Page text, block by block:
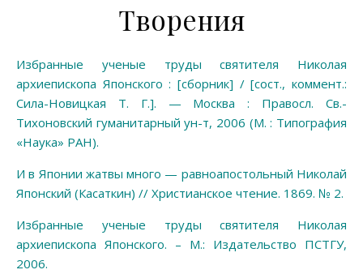
Творения
Избранные ученые труды святителя Николая
архиепископа Японского : [сборник] / [сост., коммент.:
Сила-Новицкая Т. Г.]. — Москва : Правосл. Св.-
Тихоновский гуманитарный ун-т, 2006 (М. : Типография
«Наука» РАН).
И в Японии жатвы много — равноапостольный Николай
Японский (Касаткин) // Христианское чтение. 1869. № 2.
Избранные ученые труды святителя Николая
архиепископа Японского. – М.: Издательство ПСТГУ,
2006.